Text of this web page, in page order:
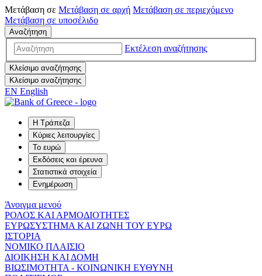
Μετάβαση σε Μετάβαση σε αρχή Μετάβαση σε περιεχόμενο
Μετάβαση σε υποσέλιδο
Αναζήτηση
Εκτέλεση αναζήτησης
Κλείσιμο αναζήτησης
Κλείσιμο αναζήτησης
EN English
Η Τράπεζα
Κύριες λειτουργίες
Το ευρώ
Εκδόσεις και έρευνα
Στατιστικά στοιχεία
Ενημέρωση
Άνοιγμα μενού
ΡΟΛΟΣ ΚΑΙ ΑΡΜΟΔΙΟΤΗΤΕΣ
ΕΥΡΩΣΥΣΤΗΜΑ ΚΑΙ ΖΩΝΗ ΤΟΥ ΕΥΡΩ
ΙΣΤΟΡΙΑ
ΝΟΜΙΚΟ ΠΛΑΙΣΙΟ
ΔΙΟΙΚΗΣΗ ΚΑΙ ΔΟΜΗ
ΒΙΩΣΙΜΟΤΗΤΑ - ΚΟΙΝΩΝΙΚΗ ΕΥΘΥΝΗ